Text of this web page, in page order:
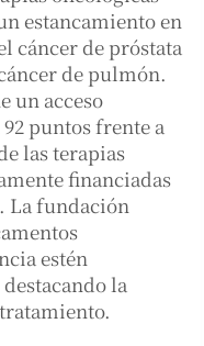
estancamiento en
cáncer de próstata
de pulmón.
un acceso
puntos frente a
las terapias
financiadas
La fundación
estén
la